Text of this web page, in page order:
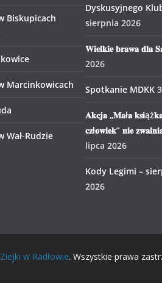
Biskupicach
Marcinkowicach
Wał-Rudzie
Dyskusyjnego
sierpnia 2026
𝐖𝐢𝐞𝐥𝐤𝐢𝐞 𝐛𝐫𝐚𝐰𝐚 𝐝𝐥𝐚
2026
Spotkanie MDKK
𝐀𝐤𝐜𝐣𝐚 „𝐌𝐚ł𝐚
𝐜𝐳ł𝐨𝐰𝐢𝐞𝐤” 𝐧𝐢𝐞
lipca 2026
Kody Legimi –
2026
w Radłowie. Wszystkie prawa